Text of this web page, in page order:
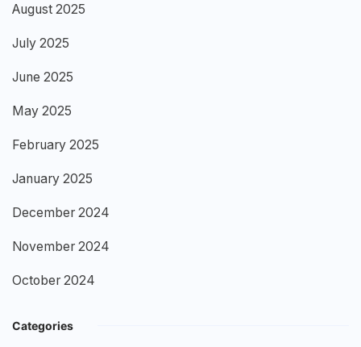
August 2025
July 2025
June 2025
May 2025
February 2025
January 2025
December 2024
November 2024
October 2024
Categories